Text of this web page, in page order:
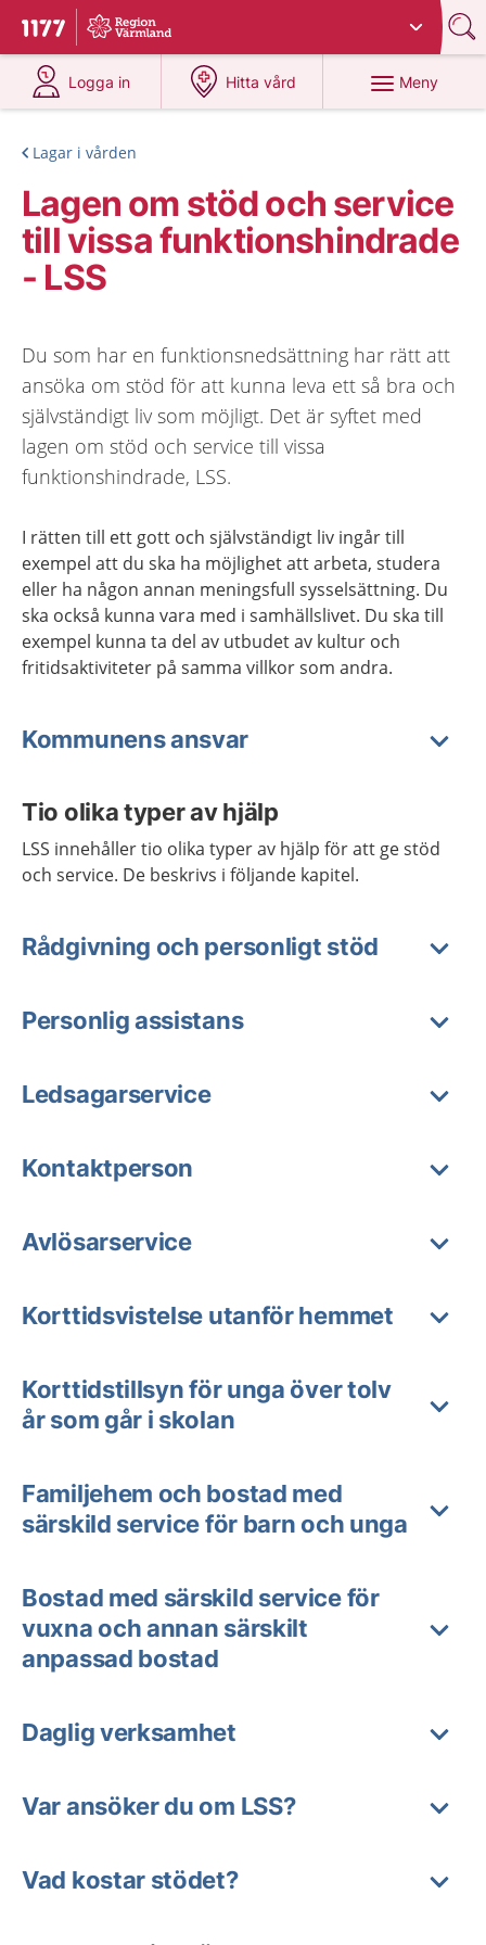
Till startsidan för 1177
Du har valt region
Logga in
på 1177.se
Hitta vård
på 1177.se
Meny
Lagar i vården
Lagen om stöd och service
till vissa funktionshindrade
- LSS
Du som har en funktionsnedsättning har rätt att
ansöka om stöd för att kunna leva ett så bra och
självständigt liv som möjligt. Det är syftet med
lagen om stöd och service till vissa
funktionshindrade, LSS.
I rätten till ett gott och självständigt liv ingår till
exempel att du ska ha möjlighet att arbeta, studera
eller ha någon annan meningsfull sysselsättning. Du
ska också kunna vara med i samhällslivet. Du ska till
exempel kunna ta del av utbudet av kultur och
fritidsaktiviteter på samma villkor som andra.
Kommunens ansvar
Tio olika typer av hjälp
LSS innehåller tio olika typer av hjälp för att ge stöd
och service. De beskrivs i följande kapitel.
Rådgivning och personligt stöd
Personlig assistans
Ledsagarservice
Kontaktperson
Avlösarservice
Korttidsvistelse utanför hemmet
Korttidstillsyn för unga över tolv
år som går i skolan
Familjehem och bostad med
särskild service för barn och unga
Bostad med särskild service för
vuxna och annan särskilt
anpassad bostad
Daglig verksamhet
Var ansöker du om LSS?
Vad kostar stödet?